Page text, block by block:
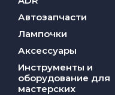
Автозапчасти
Лампочки
Аксессуары
Инструменты и
оборудование для
мастерских